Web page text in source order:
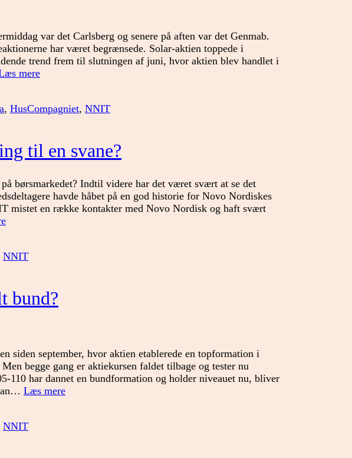
var det Carlsberg og senere på aften var det Genmab.
har været begrænsede. Solar-aktien toppede i
trend frem til slutningen af juni, hvor aktien blev handlet i
mereHolder
, HusCompagniet, NNIT
til en svane?
børsmarkedet? Indtil videre har det været svært at se det
havde håbet på en god historie for Novo Nordiskes
mistet en række kontakter med Novo Nordisk og haft svært
Bliver
ælling
svane?
NNIT
bund?
siden september, hvor aktien etablerede en topformation i
begge gang er aktiekursen faldet tilbage og tester nu
110 har dannet en bundformation og holder niveauet nu, bliver
Læs mereBliver
NNIT